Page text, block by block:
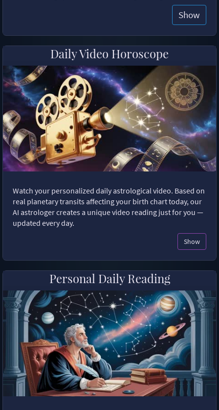
Show
Daily Video Horoscope
Watch your personalized daily astrological video. Based on
real planetary transits affecting your birth chart today, our
AI astrologer creates a unique video reading just for you —
updated every day.
Show
Personal Daily Reading